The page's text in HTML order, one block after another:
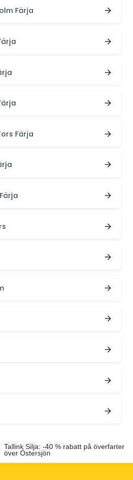
Färja
Färja
Tallink Silja: -40 % rabatt på överfarter
över Östersjön